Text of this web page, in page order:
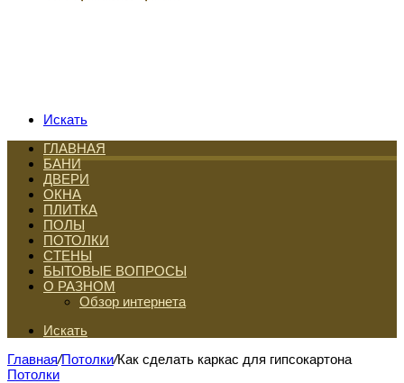
Искать
ГЛАВНАЯ
БАНИ
ДВЕРИ
ОКНА
ПЛИТКА
ПОЛЫ
ПОТОЛКИ
СТЕНЫ
БЫТОВЫЕ ВОПРОСЫ
О РАЗНОМ
Обзор интернета
Искать
Главная/Потолки/Как сделать каркас для гипсокартона
Потолки